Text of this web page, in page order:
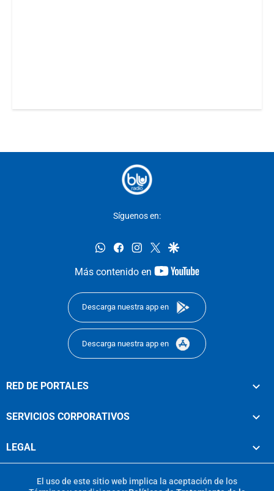
Síguenos en:
whatsappfacebookinstagram
twittergoogle
Más contenido en
youtube-
Descarga nuestra app en
Descarga nuestra app en
RED DE PORTALES
SERVICIOS CORPORATIVOS
LEGAL
El uso de este sitio web implica la aceptación de los